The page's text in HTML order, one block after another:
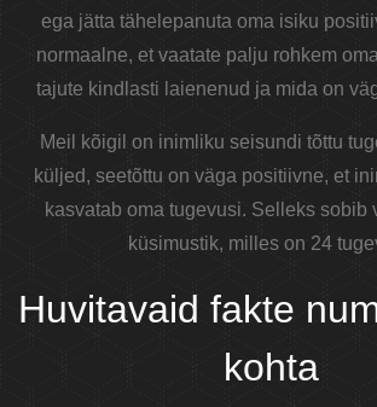
ega jätta tähelepanuta oma isiku
normaalne, et vaatate palju rohkem
tajute kindlasti laienenud ja mida on
Meil kõigil on inimliku seisundi tõttu
küljed, seetõttu on väga positiivne, et
kasvatab oma tugevusi. Selleks sobib
küsimustik, milles on 24
Huvitavaid fakte
kohta